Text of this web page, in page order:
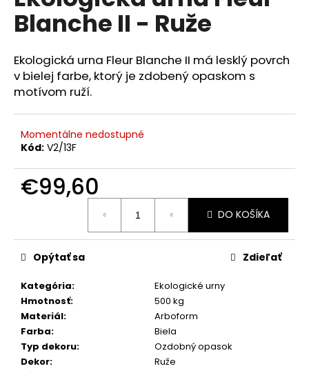
0,0
hviezdičiek.
Blanche II - Ruže
Ekologická urna Fleur Blanche II má lesklý povrch
v bielej farbe, ktorý je zdobený opaskom s
motívom ruží.
Momentálne nedostupné
Kód: V2/13F
€99,60
DO KOŠÍKA
Kategória:
Ekologické urny
Hmotnosť:
500 kg
Materiál:
Arboform
Farba:
Biela
Typ dekoru:
Ozdobný opasok
Dekor:
Ruže
Opýtať sa Zdieľať
á
j
s
ť
?
d
p
o
ú
č
a
m
e